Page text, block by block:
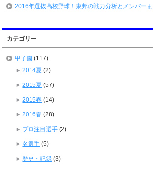
2016年選抜高校野球！東邦の戦力分析とメンバー
カテゴリー
甲子園 (117)
2014夏 (2)
2015夏 (57)
2015春 (14)
2016春 (28)
プロ注目選手 (2)
名選手 (5)
歴史・記録 (3)